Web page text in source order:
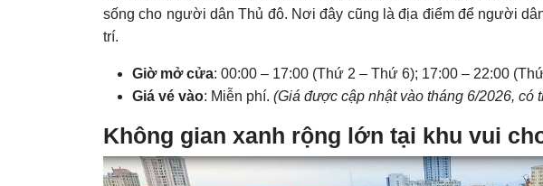
sống cho người dân Thủ đô. Nơi đây cũng là địa điểm để người
trí.
Giờ mở cửa: 00:00 – 17:00 (Thứ 2 – Thứ 6); 17:00 – 22:00
Giá vé vào: Miễn phí. (Giá được cập nhật vào tháng 6/2026, có
Không gian xanh rộng lớn tại khu vui